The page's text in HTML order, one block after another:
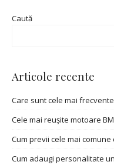
Caută
Articole recente
Care sunt cele mai
Cele mai reușite motoare
Cum previi cele mai
Cum adaugi personalitate